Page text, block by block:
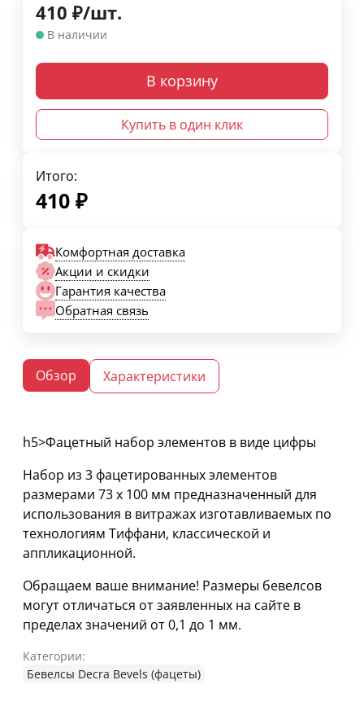
410 ₽/шт.
В наличии
В корзину
Купить в один клик
Итого:
410 ₽
Комфортная доставка
Акции и скидки
Гарантия качества
Обратная связь
Обзор Характеристики
h5>Фацетный набор элементов в виде цифры
Набор из 3 фацетированных элементов
размерами 73 х 100 мм предназначенный для
использования в витражах изготавливаемых по
технологиям Тиффани, классической и
аппликационной.
Обращаем ваше внимание! Размеры бевелсов
могут отличаться от заявленных на сайте в
пределах значений от 0,1 до 1 мм.
Категории:
Бевелсы Decra Bevels (фацеты)